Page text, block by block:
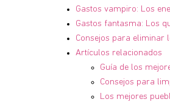
Gastos vampiro: Los
Gastos fantasma: Los
Consejos para eliminar
Artículos relacionados
Guía de los
Consejos para
Los mejores